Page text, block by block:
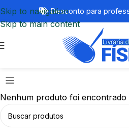
Skip to navigation
Skip to main content
Desconto para
Nenhum produto foi encontrado